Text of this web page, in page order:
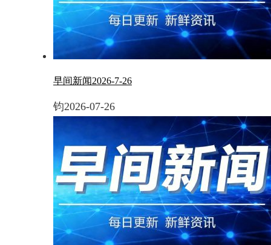
早间新闻2026-7-26
钧2026-07-26